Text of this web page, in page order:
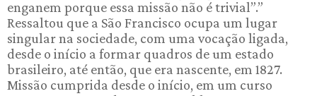
enganem porque essa missão não é trivial”.”
Ressaltou que a São Francisco ocupa um lugar
singular na sociedade, com uma vocação ligada,
desde o início a formar quadros de um estado
brasileiro, até então, que era nascente, em 1827.
Missão cumprida desde o início, em um curso